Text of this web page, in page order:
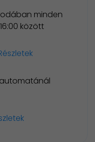
minden
között